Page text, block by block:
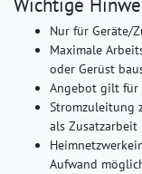
Wichtige
Nur für Geräte/
Maximale
oder Gerüst
Angebot gilt für
Stromzuleitung
als Zusatzarbeit
Aufwand